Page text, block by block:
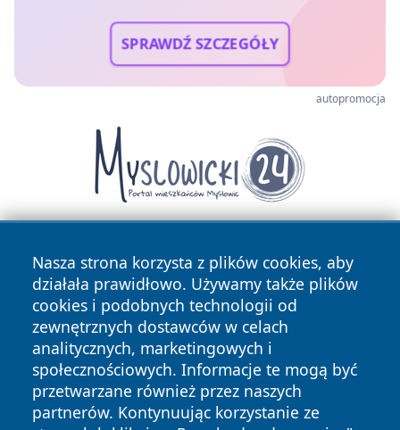
SPRAWDŹ SZCZEGÓŁY
autopromocja
Nasza strona korzysta z plików cookies, aby
działała prawidłowo. Używamy także plików
cookies i podobnych technologii od
zewnętrznych dostawców w celach
analitycznych, marketingowych i
społecznościowych. Informacje te mogą być
przetwarzane również przez naszych
partnerów. Kontynuując korzystanie ze
Copyright © 2026 tuzamosc.pl Wszystkie prawa zastrzeżone.
News Autorzy
Polityka
Polityka